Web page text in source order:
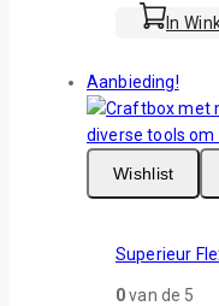
In
Aanbieding!
Wishlist
Superieur
0van de 5